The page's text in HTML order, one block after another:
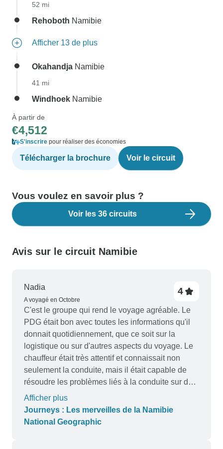
52 mi
Rehoboth Namibie
Afficher 13 de plus
Okahandja Namibie
41 mi
Windhoek Namibie
À partir de
€4,512
S'inscrire pour réaliser des économies
Télécharger la brochure Voir le circuit
Vous voulez en savoir plus ?
Voir les 36 circuits
Avis sur le circuit Namibie
Nadia
A voyagé en Octobre
4
C'est le groupe qui rend le voyage agréable. Le
PDG était bon avec toutes les informations qu'il
donnait quotidiennement, que ce soit sur la
logistique ou sur d'autres aspects du voyage. Le
chauffeur était très attentif et connaissait non
seulement la conduite, mais il était capable de
résoudre les problèmes liés à la conduite sur de
longues distances. Dans l'ensemble, le circuit a
couvert les points forts de la Namibie. Nous
avons apprécié le circuit et le groupe et le
Afficher plus
Journeys : Les merveilles de la Namibie
National Geographic